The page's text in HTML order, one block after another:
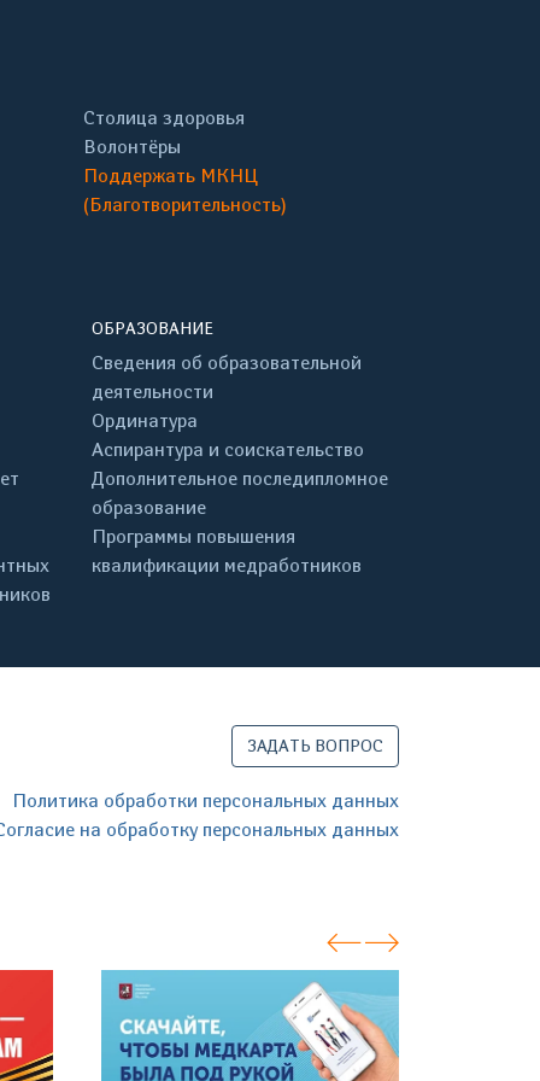
Столица здоровья
Волонтёры
Поддержать МКНЦ
(Благотворительность)
ОБРАЗОВАНИЕ
Сведения об образовательной
деятельности
Ординатура
Аспирантура и соискательство
Дополнительное последипломное
образование
Программы повышения
квалификации медработников
ЗАДАТЬ ВОПРОС
Политика обработки персональных данных
на обработку персональных данных